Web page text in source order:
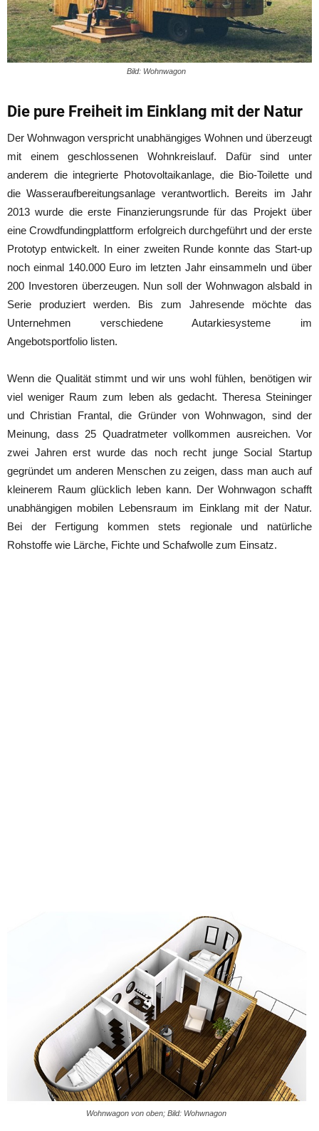
Bild: Wohnwagon
Die pure Freiheit im Einklang mit der Natur
Der Wohnwagon verspricht unabhängiges Wohnen und überzeugt
mit einem geschlossenen Wohnkreislauf. Dafür sind unter
anderem die integrierte Photovoltaikanlage, die Bio-Toilette und
die Wasseraufbereitungsanlage verantwortlich. Bereits im Jahr
2013 wurde die erste Finanzierungsrunde für das Projekt über
eine Crowdfundingplattform erfolgreich durchgeführt und der erste
Prototyp entwickelt. In einer zweiten Runde konnte das Start-up
noch einmal 140.000 Euro im letzten Jahr einsammeln und über
200 Investoren überzeugen. Nun soll der Wohnwagon alsbald in
Serie produziert werden. Bis zum Jahresende möchte das
Unternehmen verschiedene Autarkiesysteme im
Angebotsportfolio listen.
Wenn die Qualität stimmt und wir uns wohl fühlen, benötigen wir
viel weniger Raum zum leben als gedacht. Theresa Steininger
und Christian Frantal, die Gründer von Wohnwagon, sind der
Meinung, dass 25 Quadratmeter vollkommen ausreichen. Vor
zwei Jahren erst wurde das noch recht junge Social Startup
gegründet um anderen Menschen zu zeigen, dass man auch auf
kleinerem Raum glücklich leben kann. Der Wohnwagon schafft
unabhängigen mobilen Lebensraum im Einklang mit der Natur.
Bei der Fertigung kommen stets regionale und natürliche
Rohstoffe wie Lärche, Fichte und Schafwolle zum Einsatz.
Wohnwagon von oben; Bild: Wohwnagon